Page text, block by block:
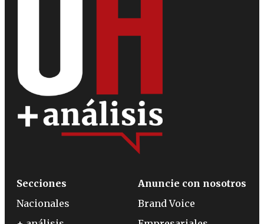
Secciones
Nacionales
Anuncie con nosotros
Brand Voice